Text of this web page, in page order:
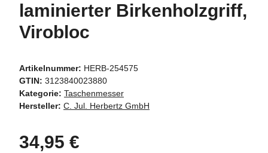
laminierter Birkenholzgriff,
Virobloc
Artikelnummer: HERB-254575
GTIN: 3123840023880
Kategorie: Taschenmesser
Hersteller: C. Jul. Herbertz GmbH
34,95 €